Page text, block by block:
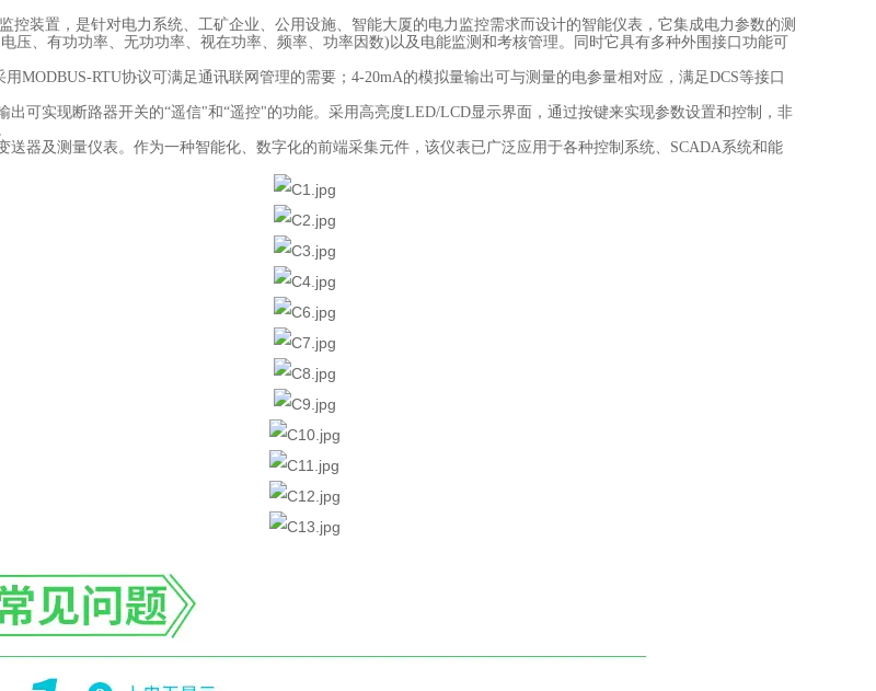
控装置，是针对电力系统、工矿企业、公用设施、智能大厦的电力监控需求而设计的智能仪表，它集成电力参数的测
压、有功功率、无功功率、视在功率、频率、功率因数)以及电能监测和考核管理。同时它具有多种外围接口功能可
用MODBUS-RTU协议可满足通讯联网管理的需要；4-20mA的模拟量输出可与测量的电参量相对应，满足DCS等接口
出可实现断路器开关的“遥信"和“遥控"的功能。采用高亮度LED/LCD显示界面，通过按键来实现参数设置和控制，非
送器及测量仪表。 作为一种智能化、数字化的前端采集元件，该仪表已广泛应用于各种控制系统、 SCADA系统和能